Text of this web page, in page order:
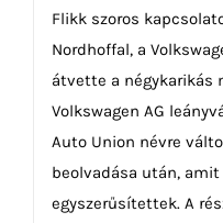
Flikk szoros
Nordhoffal, a
átvette a négykarikás
Volkswagen AG
Auto Union névre
beolvadása után, amit
egyszerűsítettek. A